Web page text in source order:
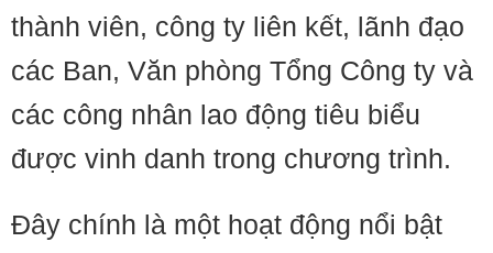
thành viên, công ty liên kết, lãnh đạo
các Ban, Văn phòng Tổng Công ty và
các công nhân lao động tiêu biểu
được vinh danh trong chương trình.
Đây chính là một hoạt động nổi bật